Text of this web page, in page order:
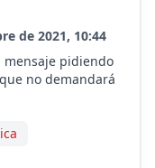
de 2021, 10:44
mensaje pidiendo
no demandará